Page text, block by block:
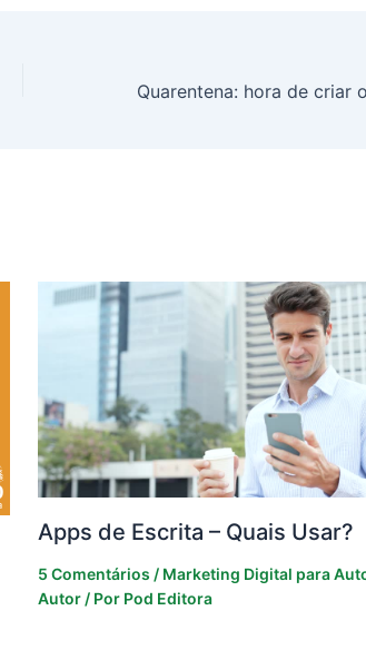
Apps de Escrita – Quais Usar?
5 Comentários / Marketing Digital para
Autor/ Por Pod Editora